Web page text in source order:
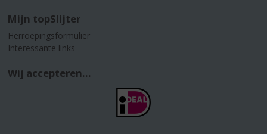
Mijn topSlijter
Herroepingsformulier
Interessante links
Wij accepteren...